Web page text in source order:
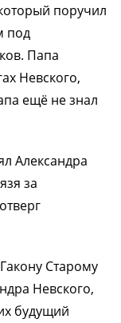
поручил
под
Папа
Невского,
ещё не знал
Александра
за
Старому
Невского,
будущий